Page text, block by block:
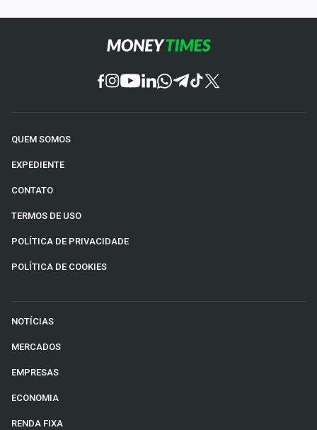
QUEM SOMOS
EXPEDIENTE
CONTATO
TERMOS DE USO
POLÍTICA DE PRIVACIDADE
POLÍTICA DE COOKIES
NOTÍCIAS
MERCADOS
EMPRESAS
ECONOMIA
RENDA FIXA